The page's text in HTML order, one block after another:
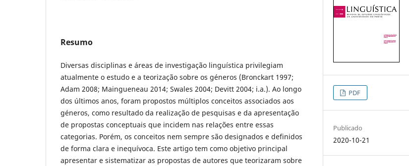
Resumo
Diversas disciplinas e áreas de investigação linguística privilegiam
atualmente o estudo e a teorização sobre os géneros (Bronckart 1997;
Adam 2008; Maingueneau 2014; Swales 2004; Devitt 2004; i.a.). Ao longo
dos últimos anos, foram propostos múltiplos conceitos associados aos
géneros, como resultado da realização de pesquisas e da apresentação
de propostas conceptuais que incidem nas relações entre essas
categorias. Porém, os conceitos nem sempre são designados e definidos
de forma clara e inequívoca. Este artigo tem como objetivo principal
apresentar e sistematizar as propostas de autores que teorizaram sobre
PDF
Publicado
2020-10-21